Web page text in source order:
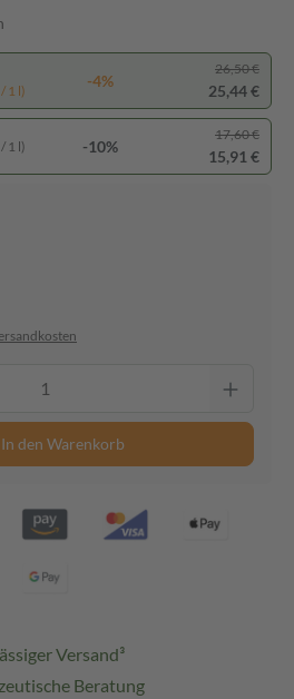
1 l)
-4%
26,50 €
25,44 €
1 l) -10%
17,60 €
15,91 €
In den Warenkorb
Versand³
Beratung